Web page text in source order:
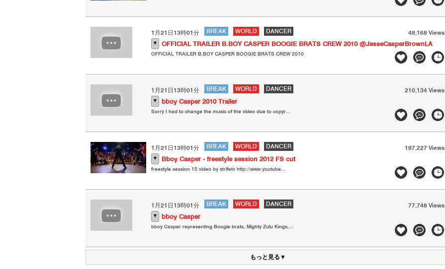
1月21日13時01分 BREAK WORLD DANCER 48,168 Views
▼ OFFICIAL TRAILER B.BOY CASPER BOOGIE BRATS CREW 2010 @JesseCasperBrownLA
OFFICIAL TRAILER B.BOY CASPER BOOGIE BRATS CREW 2010
1月21日13時01分 BREAK WORLD DANCER 210,134 Views
▼ bboy Casper 2010 Trailer
Sorry I had to change the music of the video due to copyr...
1月21日13時01分 BREAK WORLD DANCER 187,227 Views
▼ Bboy Casper - freestyle session 2012 FS cut
freestyle session 15 video by strifetv http://www.youtube...
1月21日13時01分 BREAK WORLD DANCER 77,748 Views
▼ bboy Casper
bboy Casper representing Boogie brats, Mighty Zulu Kings,...
もっと見る▼